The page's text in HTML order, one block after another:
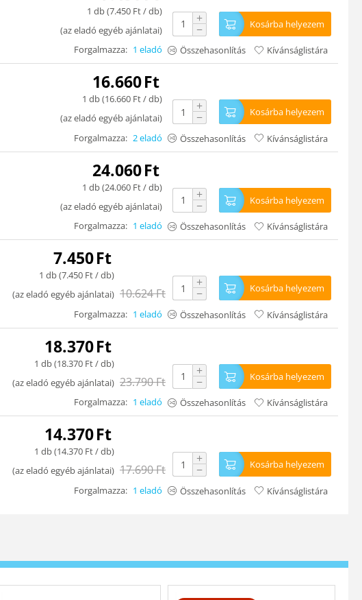
1 db (7.450 Ft/ db)
(az eladó egyéb ajánlatai)
+
− Kosárba helyezem
Forgalmazza: 1 eladó Összehasonlítás Kívánságlistára
16.660Ft
1 db (16.660 Ft/ db)
(az eladó egyéb ajánlatai)
+
− Kosárba helyezem
Forgalmazza: 2 eladó Összehasonlítás Kívánságlistára
24.060Ft
1 db (24.060 Ft/ db)
(az eladó egyéb ajánlatai)
+
− Kosárba helyezem
Forgalmazza: 1 eladó Összehasonlítás Kívánságlistára
7.450Ft
1 db (7.450 Ft/ db)
(az eladó egyéb ajánlatai) 10.624Ft
+
− Kosárba helyezem
Forgalmazza: 1 eladó Összehasonlítás Kívánságlistára
18.370Ft
1 db (18.370 Ft/ db)
(az eladó egyéb ajánlatai) 23.790Ft
+
− Kosárba helyezem
Forgalmazza: 1 eladó Összehasonlítás Kívánságlistára
14.370Ft
1 db (14.370 Ft/ db)
(az eladó egyéb ajánlatai) 17.690Ft
+
− Kosárba helyezem
Forgalmazza: 1 eladó Összehasonlítás Kívánságlistára